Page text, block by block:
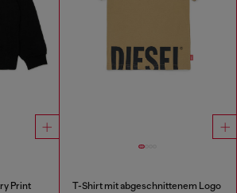
Print T-Shirt mit abgeschnittenem Logo